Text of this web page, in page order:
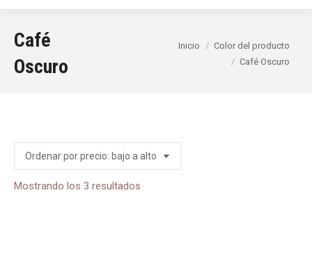
Café
Oscuro
Inicio
Color del producto
Café Oscuro
Mostrando los 3 resultados